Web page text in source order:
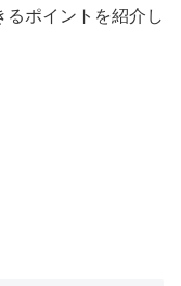
ポイントを紹介し